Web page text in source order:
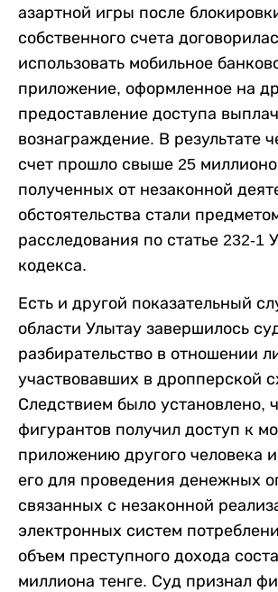
азартной игры после
собственного счета
использовать мобильное
приложение, оформленное на
предоставление доступа
вознаграждение. В результате
счет прошло свыше 25
полученных от незаконной
обстоятельства стали
расследования по статье 232-1
кодекса.
Есть и другой показательный
области Улытау завершилось
разбирательство в отношении
участвовавших в дропперской
Следствием было установлено,
фигурантов получил доступ к
приложению другого человека
его для проведения денежных
связанных с незаконной
электронных систем
объем преступного дохода
миллиона тенге. Суд признал